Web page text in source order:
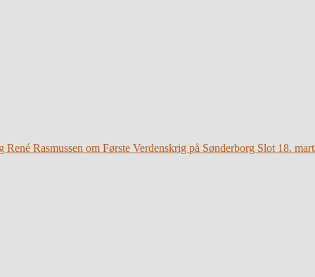
Rasmussen om Første Verdenskrig på Sønderborg Slot 18.